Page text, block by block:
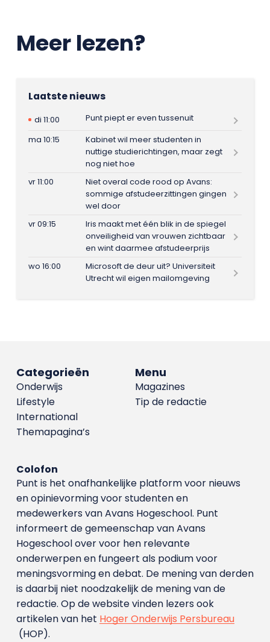
Meer lezen?
Laatste nieuws
di 11:00
Punt piept er even tussenuit
ma 10:15
Kabinet wil meer studenten in
nuttige studierichtingen, maar zegt
nog niet hoe
vr 11:00
Niet overal code rood op Avans:
sommige afstudeerzittingen gingen
wel door
vr 09:15
Iris maakt met één blik in de spiegel
onveiligheid van vrouwen zichtbaar
en wint daarmee afstudeerprijs
wo 16:00
Microsoft de deur uit? Universiteit
Utrecht wil eigen mailomgeving
Menu
Magazines
Tip de redactie
Categorieën
Onderwijs
Lifestyle
International
Themapagina’s
Colofon
Punt is het onafhankelijke platform voor nieuws
en opinievorming voor studenten en
medewerkers van Avans Hoge­school. Punt
informeert de gemeenschap van Avans
Hogeschool over voor hen relevante
onderwerpen en fungeert als podium voor
meningsvorming en debat. De mening van derden
is daarbij niet noodzakelijk de mening van de
redactie. Op de website vinden lezers ook
artikelen van het Hoger Onderwijs Persbureau
(HOP).